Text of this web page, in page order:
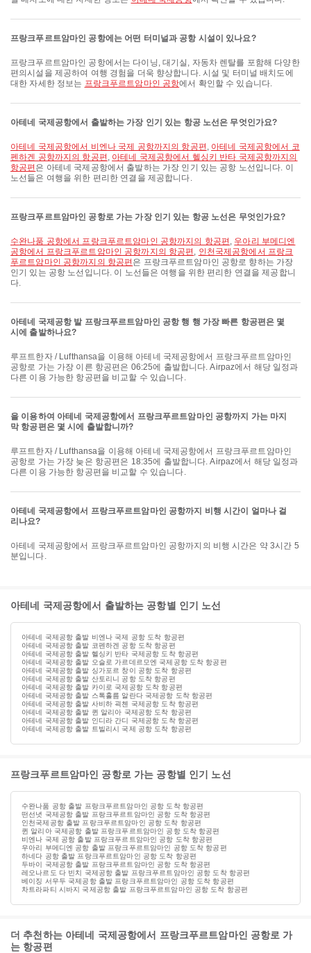
프랑크푸르트암마인 공항에는 어떤 터미널과 공항 시설이 있나요?
프랑크푸르트암마인 공항에서는 다이닝, 대기실, 자동차 렌탈를 포함해 다양한
편의시설을 제공하여 여행 경험을 더욱 향상합니다. 시설 및 터미널 배치도에
대한 자세한 정보는 프랑크푸르트암마인 공항에서 확인할 수 있습니다.
아테네 국제공항에서 출발하는 가장 인기 있는 항공 노선은 무엇인가요?
아테네 국제공항에서 비엔나 국제 공항까지의 항공편 , 아테네 국제공항에서 코
펜하겐 공항까지의 항공편 , 아테네 국제공항에서 헬싱키 반타 국제공항까지의
항공편 은 아테네 국제공항에서 출발하는 가장 인기 있는 공항 노선입니다. 이
노선들은 여행을 위한 편리한 연결을 제공합니다.
프랑크푸르트암마인 공항로 가는 가장 인기 있는 항공 노선은 무엇인가요?
수완나품 공항에서 프랑크푸르트암마인 공항까지의 항공편 , 우아리 부메디엔
공항에서 프랑크푸르트암마인 공항까지의 항공편 , 인천국제공항에서 프랑크
푸르트암마인 공항까지의 항공편 은 프랑크푸르트암마인 공항로 향하는 가장
인기 있는 공항 노선입니다. 이 노선들은 여행을 위한 편리한 연결을 제공합니
다.
아테네 국제공항 발 프랑크푸르트암마인 공항 행 행 가장 빠른 항공편은 몇
시에 출발하나요?
루프트한자 / Lufthansa을 이용해 아테네 국제공항에서 프랑크푸르트암마인
공항로 가는 가장 이른 항공편은 06:25에 출발합니다. Airpaz에서 해당 일정과
다른 이용 가능한 항공편을 비교할 수 있습니다.
을 이용하여 아테네 국제공항에서 프랑크푸르트암마인 공항까지 가는 마지
막 항공편은 몇 시에 출발합니까?
루프트한자 / Lufthansa을 이용해 아테네 국제공항에서 프랑크푸르트암마인
공항로 가는 가장 늦은 항공편은 18:35에 출발합니다. Airpaz에서 해당 일정과
다른 이용 가능한 항공편을 비교할 수 있습니다.
아테네 국제공항에서 프랑크푸르트암마인 공항까지 비행 시간이 얼마나 걸
리나요?
아테네 국제공항에서 프랑크푸르트암마인 공항까지의 비행 시간은 약 3시간 5
분입니다.
아테네 국제공항에서 출발하는 공항별 인기 노선
아테네 국제공항 출발 비엔나 국제 공항 도착 항공편
아테네 국제공항 출발 코펜하겐 공항 도착 항공편
아테네 국제공항 출발 헬싱키 반타 국제공항 도착 항공편
아테네 국제공항 출발 오슬로 가르데르모엔 국제공항 도착 항공편
아테네 국제공항 출발 싱가포르 창이 공항 도착 항공편
아테네 국제공항 출발 산토리니 공항 도착 항공편
아테네 국제공항 출발 카이로 국제공항 도착 항공편
아테네 국제공항 출발 스톡홀름 알란다 국제공항 도착 항공편
아테네 국제공항 출발 사비하 괵첸 국제공항 도착 항공편
아테네 국제공항 출발 퀸 알리아 국제공항 도착 항공편
아테네 국제공항 출발 인디라 간디 국제공항 도착 항공편
아테네 국제공항 출발 트빌리시 국제 공항 도착 항공편
프랑크푸르트암마인 공항로 가는 공항별 인기 노선
수완나품 공항 출발 프랑크푸르트암마인 공항 도착 항공편
떤선녓 국제공항 출발 프랑크푸르트암마인 공항 도착 항공편
인천국제공항 출발 프랑크푸르트암마인 공항 도착 항공편
퀸 알리아 국제공항 출발 프랑크푸르트암마인 공항 도착 항공편
비엔나 국제 공항 출발 프랑크푸르트암마인 공항 도착 항공편
우아리 부메디엔 공항 출발 프랑크푸르트암마인 공항 도착 항공편
하네다 공항 출발 프랑크푸르트암마인 공항 도착 항공편
두바이 국제공항 출발 프랑크푸르트암마인 공항 도착 항공편
레오나르도 다 빈치 국제공항 출발 프랑크푸르트암마인 공항 도착 항공편
베이징 서우두 국제공항 출발 프랑크푸르트암마인 공항 도착 항공편
차트라파티 시바지 국제공항 출발 프랑크푸르트암마인 공항 도착 항공편
더 추천하는 아테네 국제공항에서 프랑크푸르트암마인 공항로 가
는 항공편